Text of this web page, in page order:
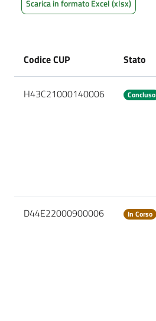
Scarica in formato Excel (xlsx)
Codice CUP Stato
H43C21000140006 Concluso
D44E22000900006 In Corso